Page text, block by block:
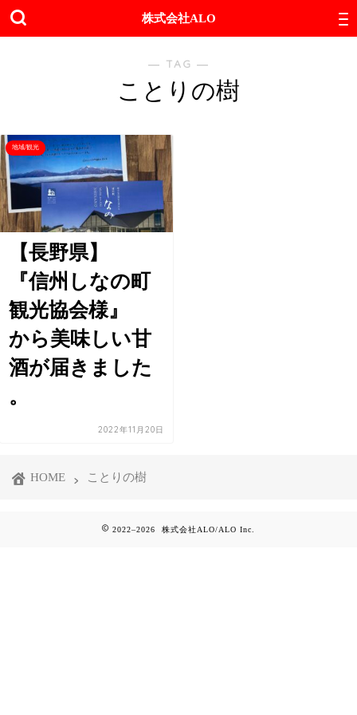
株式会社ALO
― TAG ―
ことりの樹
地域/観光
【長野県】
『信州しなの町
観光協会様』
から美味しい甘
酒が届きました
。
2022年11月20日
HOME ことりの樹
2022–2026 株式会社ALO/ALO Inc.